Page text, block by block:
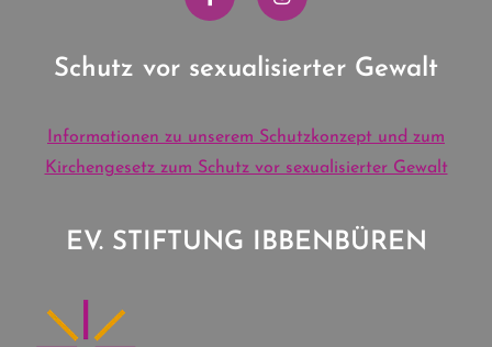
Schutz vor sexualisierter Gewalt
Informationen zu unserem Schutzkonzept und zum
Kirchengesetz zum Schutz vor sexualisierter Gewalt
EV. STIFTUNG IBBENBÜREN